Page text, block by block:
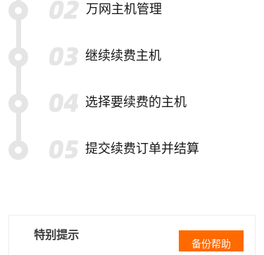
万网主机管理
继续续费主机
选择要续费的主机
提交续费订单并结算
特别提示
备份帮助